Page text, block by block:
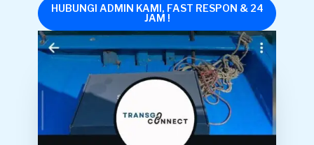
HUBUNGI ADMIN KAMI, FAST RESPON & 24
JAM !